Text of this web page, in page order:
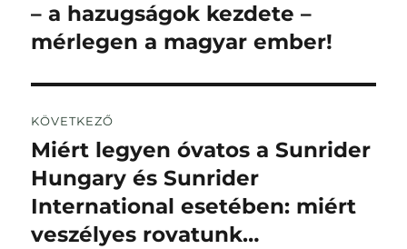
bejegyzés:
– a hazugságok kezdete –
mérlegen a magyar ember!
KÖVETKEZŐ
Következő
bejegyzés:
Miért legyen óvatos a Sunrider
Hungary és Sunrider
International esetében: miért
veszélyes rovatunk…